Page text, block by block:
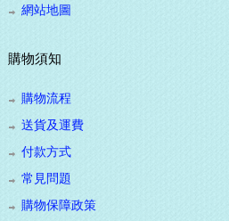
網站地圖
購物須知
購物流程
送貨及運費
付款方式
常見問題
購物保障政策